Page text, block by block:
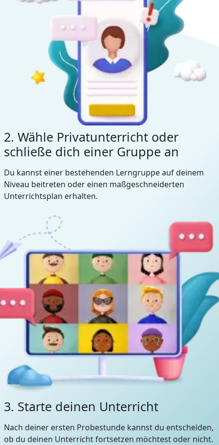
2. Wähle Privatunterricht oder
schließe dich einer Gruppe an
Du kannst einer bestehenden Lerngruppe auf deinem
Niveau beitreten oder einen maßgeschneiderten
Unterrichtsplan erhalten.
3. Starte deinen Unterricht
Nach deiner ersten Probestunde kannst du entscheiden,
ob du deinen Unterricht fortsetzen möchtest oder nicht.